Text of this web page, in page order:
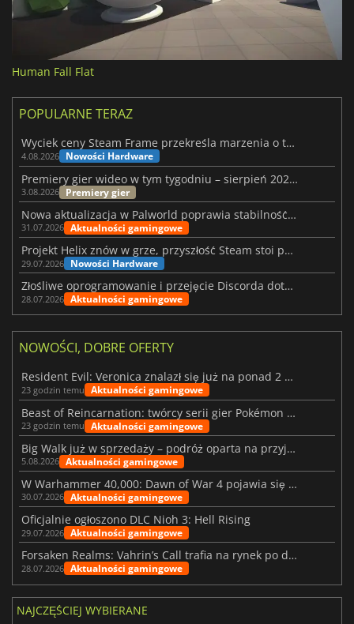
Human Fall Flat
POPULARNE TERAZ
Wyciek ceny Steam Frame przekreśla marzenia o tanim zestawie VR
4.08.2026 Nowości Hardware
Premiery gier wideo w tym tygodniu – sierpień 2026 r. (32. tydzień)
3.08.2026 Premiery gier
Nowa aktualizacja w Palworld poprawia stabilność Sunreach i walk z bossami
31.07.2026 Aktualności gamingowe
Projekt Helix znów w grze, przyszłość Steam stoi pod znakiem zapytania
29.07.2026 Nowości Hardware
Złośliwe oprogramowanie i przejęcie Discorda dotknęły Meccha Chameleon
28.07.2026 Aktualności gamingowe
NOWOŚCI, DOBRE OFERTY
Resident Evil: Veronica znalazł się już na ponad 2 milionach list życzeń
23 godzin temu Aktualności gamingowe
Beast of Reincarnation: twórcy serii gier Pokémon wkraczają na nową ścieżkę
23 godzin temu Aktualności gamingowe
Big Walk już w sprzedaży – podróż oparta na przyjaźni
5.08.2026 Aktualności gamingowe
W Warhammer 40,000: Dawn of War 4 pojawia się frakcja Nekronów
30.07.2026 Aktualności gamingowe
Oficjalnie ogłoszono DLC Nioh 3: Hell Rising
29.07.2026 Aktualności gamingowe
Forsaken Realms: Vahrin’s Call trafia na rynek po dziesięciu latach prac
28.07.2026 Aktualności gamingowe
NAJCZĘŚCIEJ WYBIERANE